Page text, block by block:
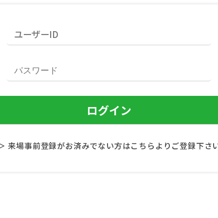
来場事前登録がお済みでない方はこちらよりご登録下さ